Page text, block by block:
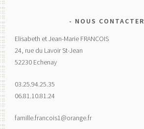
NOUS CONTACTER
Elisabeth et Jean-Marie FRANCOIS
24, rue du Lavoir St-Jean
52230 Echenay
03.25.94.25.35
06.81.10.81.24
famille.francois1@orange.fr